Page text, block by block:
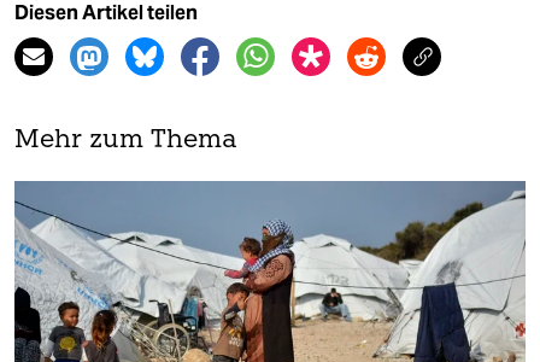
Diesen Artikel teilen
Mehr zum Thema